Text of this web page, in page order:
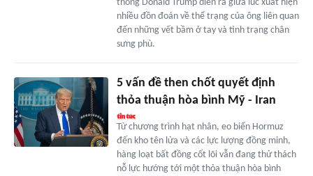
thống Donald Trump diễn ra giữa lúc xuất hiện
nhiều đồn đoán về thể trạng của ông liên quan
đến những vết bầm ở tay và tình trạng chân
sưng phù.
5 vấn đề then chốt quyết định
thỏa thuận hòa bình Mỹ - Iran
Từ chương trình hạt nhân, eo biển Hormuz
đến kho tên lửa và các lực lượng đồng minh,
hàng loạt bất đồng cốt lõi vẫn đang thử thách
nỗ lực hướng tới một thỏa thuận hòa bình